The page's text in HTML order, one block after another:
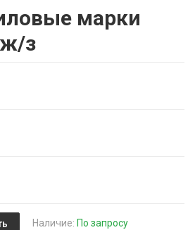
марки
з
Наличие: По запросу